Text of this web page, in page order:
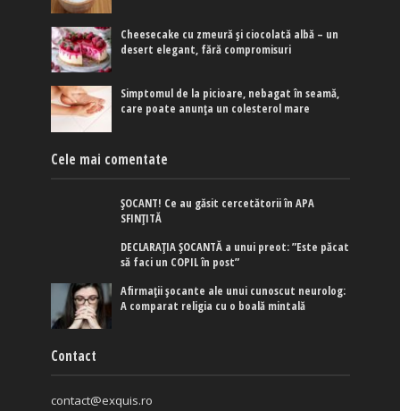
Cheesecake cu zmeură și ciocolată albă – un
desert elegant, fără compromisuri
Simptomul de la picioare, nebagat în seamă,
care poate anunța un colesterol mare
Cele mai comentate
ȘOCANT! Ce au găsit cercetătorii în APA
SFINȚITĂ
DECLARAȚIA ȘOCANTĂ a unui preot: ”Este păcat
să faci un COPIL în post”
Afirmaţii şocante ale unui cunoscut neurolog:
A comparat religia cu o boală mintală
Contact
contact@exquis.ro